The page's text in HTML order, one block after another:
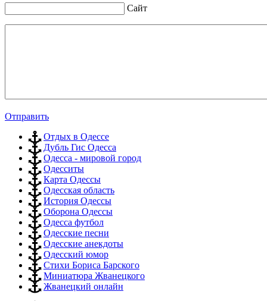
Сайт
Отправить
Отдых в Одессе
Дубль Гис Одесса
Одесса - мировой город
Одесситы
Карта Одессы
Одесская область
История Одессы
Оборона Одессы
Одесса футбол
Одесские песни
Одесские анекдоты
Одесский юмор
Стихи Бориса Барского
Миниатюра Жванецкого
Жванецкий онлайн